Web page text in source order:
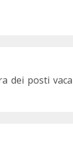
dei posti